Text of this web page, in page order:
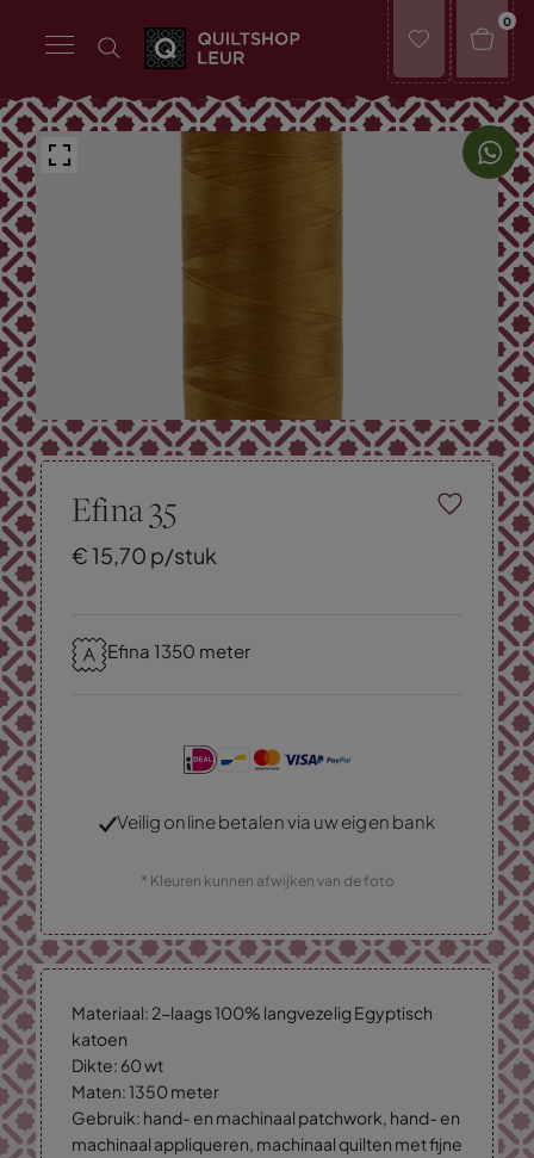
0
Efina 35
€15,70 p/stuk
Efina 1350 meter
Veilig online betalen via uw eigen bank
* Kleuren kunnen afwijken van de foto
Materiaal: 2-laags 100% langvezelig Egyptisch
katoen
Dikte: 60 wt
Maten: 1350 meter
Gebruik: hand- en machinaal patchwork, hand- en
machinaal appliqueren, machinaal quilten met fijne